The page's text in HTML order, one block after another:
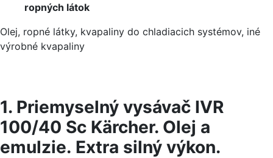
ropných látok
Olej, ropné látky, kvapaliny do chladiacich systémov, iné
výrobné kvapaliny
1. Priemyselný vysávač IVR
100/40 Sc Kärcher. Olej a
emulzie. Extra silný výkon.